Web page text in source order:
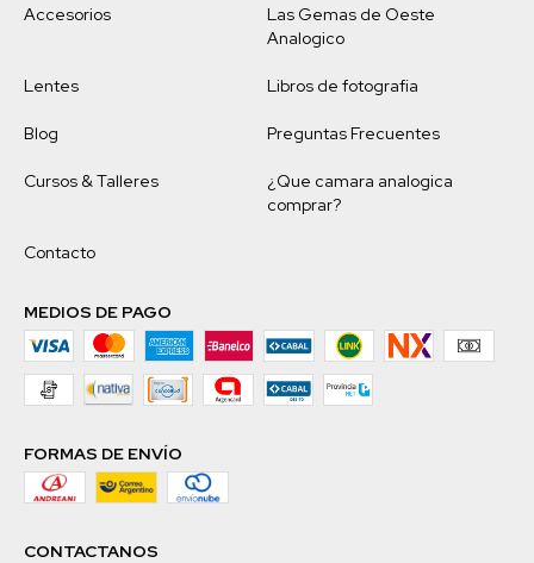
Accesorios
Las Gemas de Oeste
Analogico
Lentes Libros de fotografia
Blog Preguntas Frecuentes
Cursos & Talleres
¿Que camara analogica
comprar?
Contacto
MEDIOS DE PAGO
FORMAS DE ENVÍO
CONTACTANOS